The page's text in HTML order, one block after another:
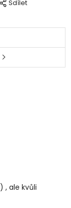
Sdílet
, ale kvůli